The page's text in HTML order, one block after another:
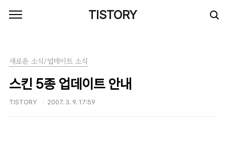
TISTORY
새로운 소식/업데이트 소식
스킨 5종 업데이트 안내
TISTORY 2007. 3. 9. 17:59